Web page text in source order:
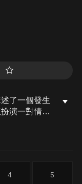
了一個發生
演一對情
另有他愛，
4 5